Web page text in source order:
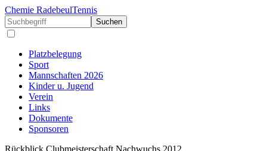
Chemie RadebeulTennis
Suchen
Platzbelegung
Sport
Mannschaften 2026
Kinder u. Jugend
Verein
Links
Dokumente
Sponsoren
Rückblick Clubmeisterschaft Nachwuchs 2012